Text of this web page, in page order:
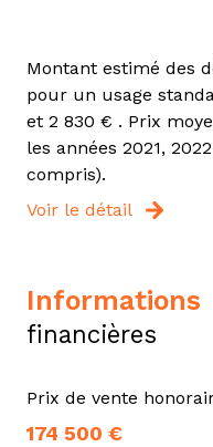
Montant estimé des
pour un usage
et 2 830 € . Prix
les années 2021,
compris).
Voir le détail
informations
financières
Prix de vente
174 500 €